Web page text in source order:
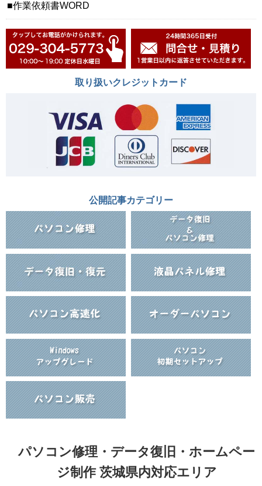
作業依頼書WORD
取り扱いクレジットカード
公開記事カテゴリー
パソコン修理・データ復旧・ホームペー
ジ制作 茨城県内対応エリア